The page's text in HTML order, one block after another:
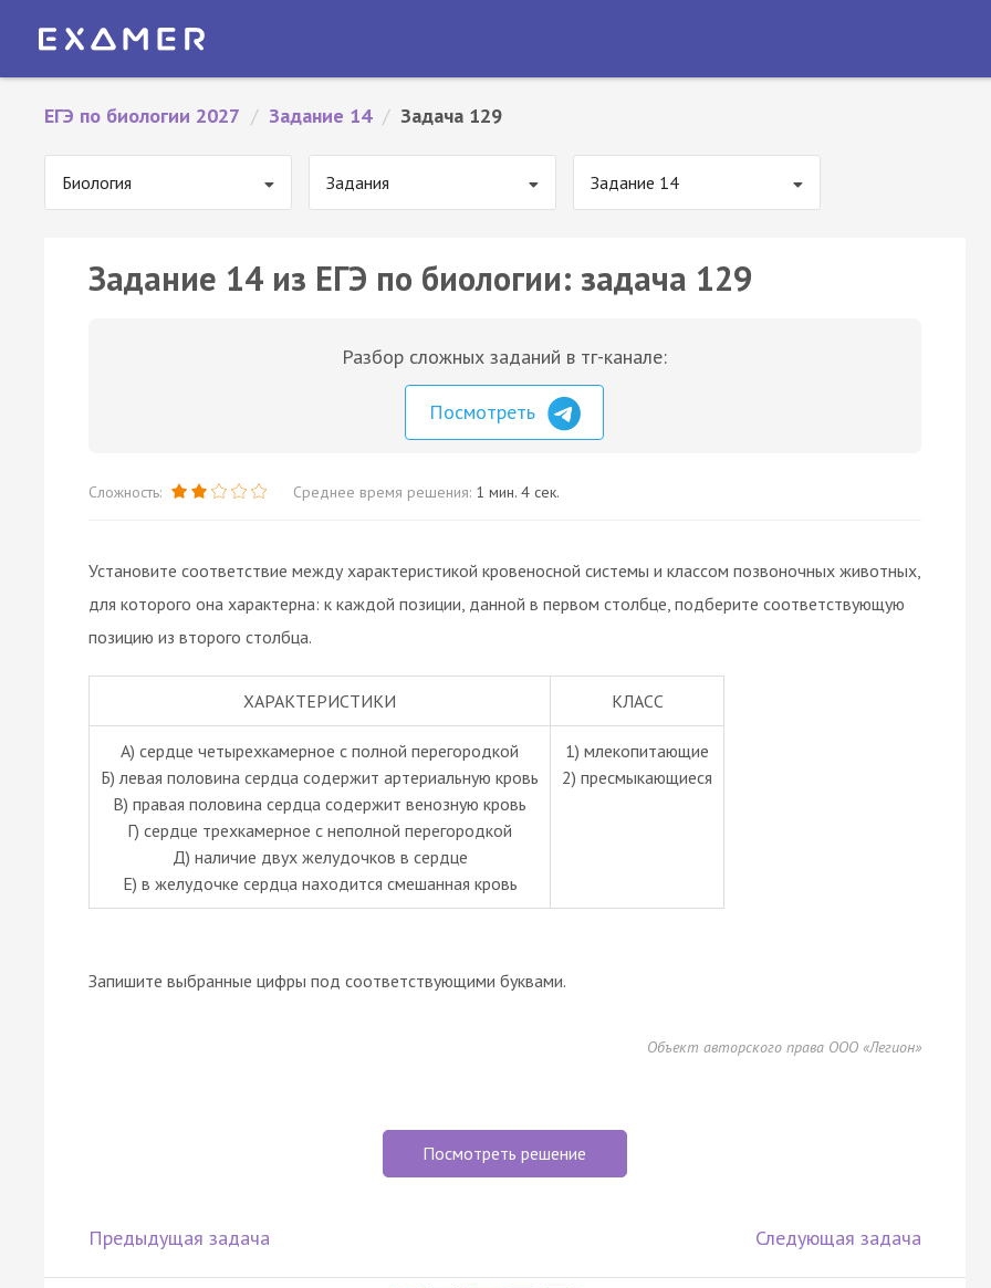
ЕГЭ по биологии 2027 / Задание 14 / Задача 129
Биология Задания Задание 14
Задание 14 из ЕГЭ по биологии: задача 129
Разбор сложных заданий в тг-канале:
Посмотреть
Сложность: Среднее время решения: 1 мин. 4 сек.
Установите соответствие между характеристикой кровеносной системы и классом позвоночных животных,
для которого она характерна: к каждой позиции, данной в первом столбце, подберите соответствующую
позицию из второго столбца.
ХАРАКТЕРИСТИКИ КЛАСС
А) сердце четырехкамерное с полной перегородкой
Б) левая половина сердца содержит артериальную кровь
В) правая половина сердца содержит венозную кровь
Г) сердце трехкамерное с неполной перегородкой
Д) наличие двух желудочков в сердце
Е) в желудочке сердца находится смешанная кровь
1) млекопитающие
2) пресмыкающиеся
Запишите выбранные цифры под соответствующими буквами.
Объект авторского права ООО «Легион»
Посмотреть решение
Предыдущая задача Следующая задача